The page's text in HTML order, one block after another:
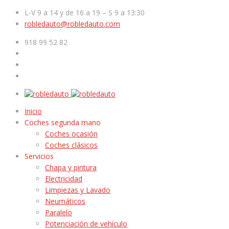
L-V 9 a 14 y de 16 a 19 – S 9 a 13:30
robledauto@robledauto.com
918 99 52 82
Inicio
Coches segunda mano
Coches ocasión
Coches clásicos
Servicios
Chapa y pintura
Electricidad
Limpiezas y Lavado
Neumáticos
Paralelo
Potenciación de vehículo